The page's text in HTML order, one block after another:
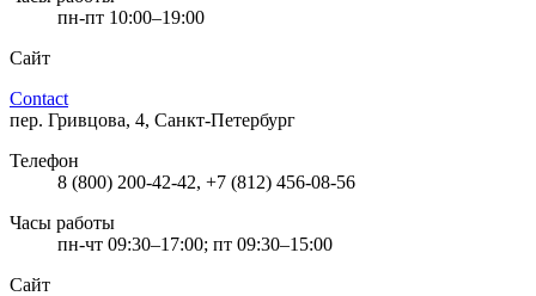
пн-пт 10:00–19:00
Сайт
Contact
пер. Гривцова, 4, Санкт-Петербург
Телефон
8 (800) 200-42-42, +7 (812) 456-08-56
Часы работы
пн-чт 09:30–17:00; пт 09:30–15:00
Сайт